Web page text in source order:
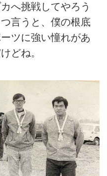
へ挑戦してやろう
言うと、僕の根底
ツに強い憧れがあ
どね。